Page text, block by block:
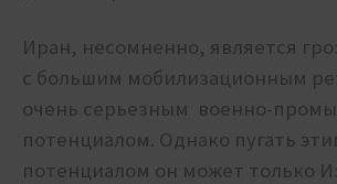
Иран, несомненно, является
с большим мобилизационным
очень серьезным военно-
потенциалом. Однако пугать
потенциалом он может только